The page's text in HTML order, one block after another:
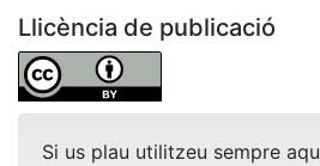
Llicència de publicació
Si us plau utilitzeu sempre